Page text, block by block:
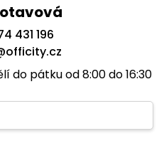
431 196
do pátku od 8:00 do 16:30